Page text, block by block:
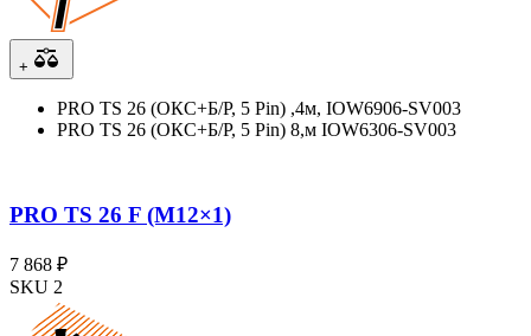
+
PRO TS 26 (ОКС+Б/Р, 5 Pin) ,4м, IOW6906-SV003
PRO TS 26 (ОКС+Б/Р, 5 Pin) 8,м IOW6306-SV003
PRO TS 26 F (М12×1)
7 868 ₽
SKU 2